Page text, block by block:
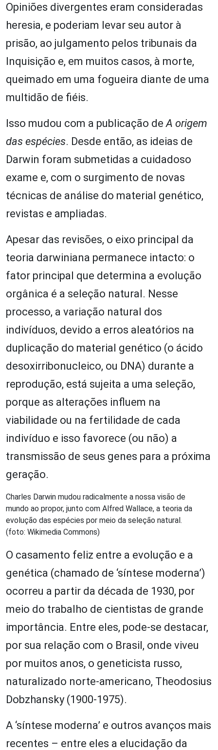
Opiniões divergentes eram consideradas
heresia, e poderiam levar seu autor à
prisão, ao julgamento pelos tribunais da
Inquisição e, em muitos casos, à morte,
queimado em uma fogueira diante de uma
multidão de fiéis.
Isso mudou com a publicação deA origem
das espécies. Desde então, as ideias de
Darwin foram submetidas a cuidadoso
exame e, com o surgimento de novas
técnicas de análise do material genético,
revistas e ampliadas.
Apesar das revisões, o eixo principal da
teoria darwiniana permanece intacto: o
fator principal que determina a evolução
orgânica é a seleção natural. Nesse
processo, a variação natural dos
indivíduos, devido a erros aleatórios na
duplicação do material genético (o ácido
desoxirribonucleico, ou DNA) durante a
reprodução, está sujeita a uma seleção,
porque as alterações influem na
viabilidade ou na fertilidade de cada
indivíduo e isso favorece (ou não) a
transmissão de seus genes para a próxima
geração.
Charles Darwin mudou radicalmente a nossa visão de
mundo ao propor, junto com Alfred Wallace, a teoria da
evolução das espécies por meio da seleção natural.
(foto: Wikimedia Commons)
O casamento feliz entre a evolução e a
genética (chamado de ‘síntese moderna’)
ocorreu a partir da década de 1930, por
meio do trabalho de cientistas de grande
importância. Entre eles, pode-se destacar,
por sua relação com o Brasil, onde viveu
por muitos anos, o geneticista russo,
naturalizado norte-americano, Theodosius
Dobzhansky (1900-1975).
A ‘síntese moderna’ e outros avanços mais
recentes – entre eles a elucidação da